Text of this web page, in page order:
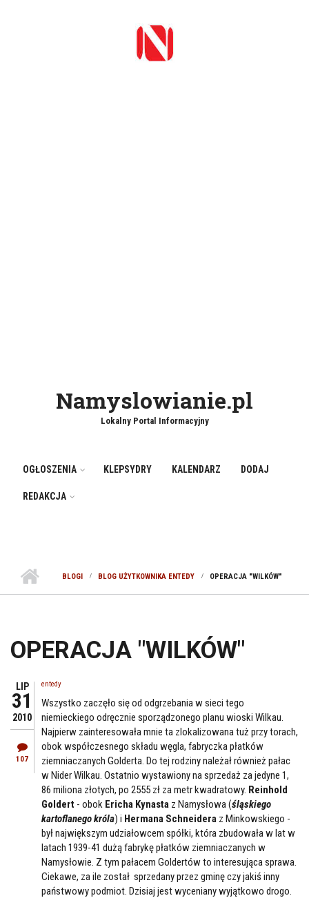
Namyslowianie.pl
Lokalny Portal Informacyjny
OGŁOSZENIA KLEPSYDRY KALENDARZ DODAJ
REDAKCJA
BLOGI BLOG UŻYTKOWNIKA ENTEDY OPERACJA "WILKÓW"
OPERACJA "WILKÓW"
LIP
31
2010
107
entedy
Wszystko zaczęło się od odgrzebania w sieci tego
niemieckiego odręcznie sporządzonego planu wioski Wilkau.
Najpierw zainteresowała mnie ta zlokalizowana tuż przy torach,
obok współczesnego składu węgla, fabryczka płatków
ziemniaczanych Golderta. Do tej rodziny należał również pałac
w Nider Wilkau. Ostatnio wystawiony na sprzedaż za jedyne 1,
86 miliona złotych, po 2555 zł za metr kwadratowy. Reinhold
Goldert - obok Ericha Kynasta z Namysłowa (śląskiego
kartoflanego króla) i Hermana Schneidera z Minkowskiego -
był największym udziałowcem spółki, która zbudowała w lat w
latach 1939-41 dużą fabrykę płatków ziemniaczanych w
Namysłowie. Z tym pałacem Goldertów to interesująca sprawa.
Ciekawe, za ile został sprzedany przez gminę czy jakiś inny
państwowy podmiot. Dzisiaj jest wyceniany wyjątkowo drogo.